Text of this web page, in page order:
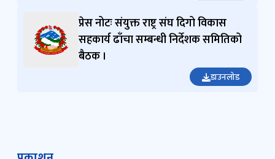
प्रेस नोटः संयुक्त राष्ट्र संघ दिगो विकास
सहकार्य ढाँचा सम्बन्धी निर्देशक समितिको
बैठक ।
डाउनलोड